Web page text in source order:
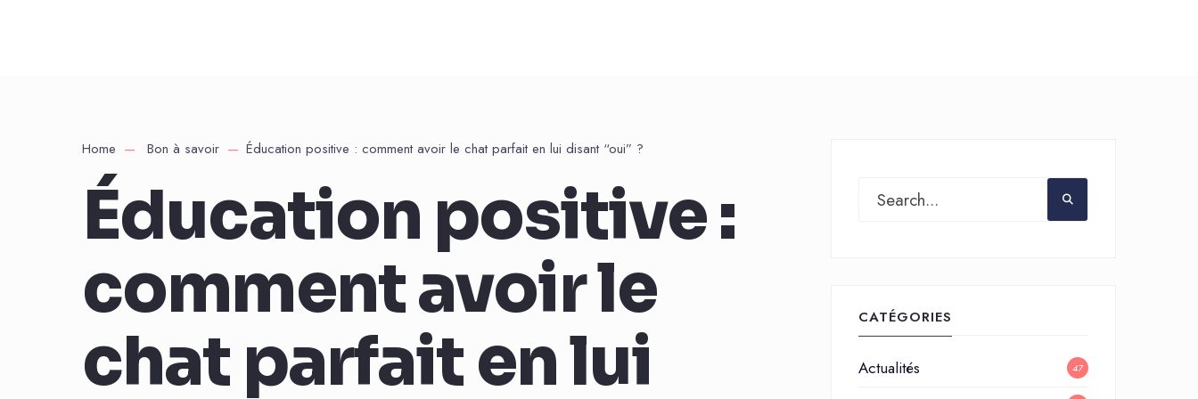
Home Bon à savoir Éducation positive : comment avoir le chat parfait en lui disant “oui” ?
Éducation positive :
comment avoir le
chat parfait en lui
CATÉGORIES
Actualités 47